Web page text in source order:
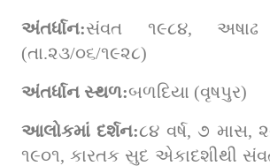
અંતર્ધાન:સંવત ૧૯૮૪,
(તા.૨૩/૦૬/૧૯૨૮)
અંતર્ધાન સ્થળ:બળદિયા (વૃષપુર)
આલોકમાં દર્શન:૮૪ વર્ષ, ૭ માસ,
૧૯૦૧, કારતક સુદ એકાદશીથી